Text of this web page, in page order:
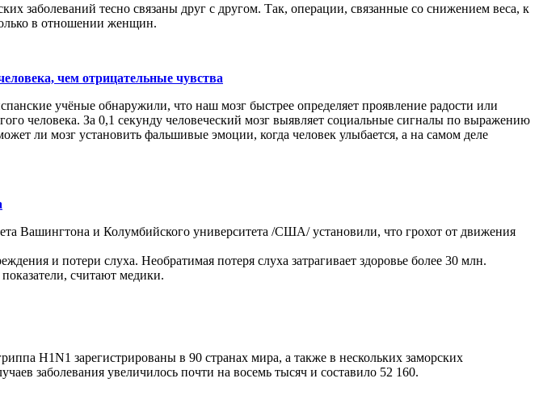
заболеваний тесно связаны друг с другом. Так, операции, связанные со снижением веса, к
в отношении женщин.
чем отрицательные чувства
учёные обнаружили, что наш мозг быстрее определяет проявление радости или
человека. За 0,1 секунду человеческий мозг выявляет социальные сигналы по выражению
ли мозг установить фальшивые эмоции, когда человек улыбается, а на самом деле
Вашингтона и Колумбийского университета /США/ установили, что грохот от движения
и потери слуха. Необратимая потеря слуха затрагивает здоровье более 30 млн.
считают медики.
H1N1 зарегистрированы в 90 странах мира, а также в нескольких заморских
заболевания увеличилось почти на восемь тысяч и составило 52 160.